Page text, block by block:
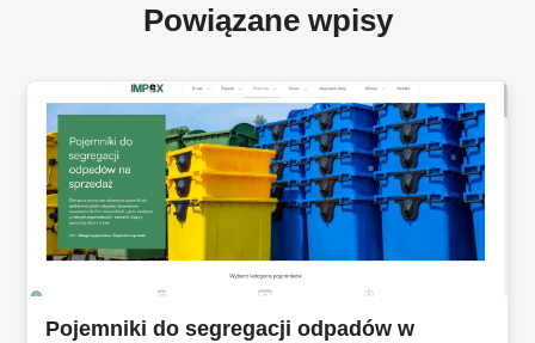
Powiązane wpisy
Pojemniki do segregacji odpadów w